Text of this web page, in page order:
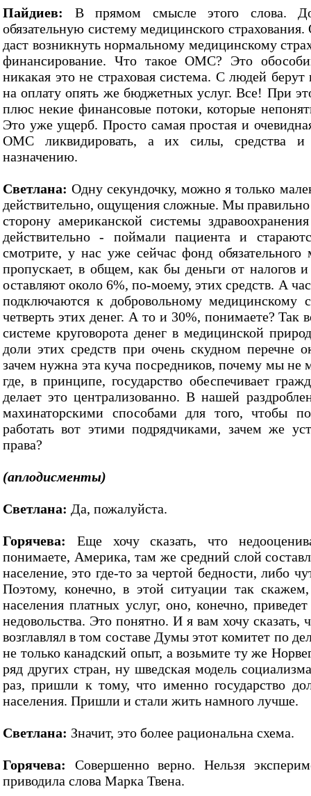
Пайдиев: В прямом смысле этого слова.
обязательную систему медицинского
даст возникнуть нормальному медицинскому
финансирование. Что такое ОМС? Это
никакая это не страховая система. С людей
на оплату опять же бюджетных услуг. Все! При
плюс некие финансовые потоки, которые
Это уже ущерб. Просто самая простая и
ОМС ликвидировать, а их силы, средства и
назначению.
Светлана: Одну секундочку, можно я только
действительно, ощущения сложные. Мы
сторону американской системы
действительно - поймали пациента и
смотрите, у нас уже сейчас фонд обязательного
пропускает, в общем, как бы деньги от налогов
оставляют около 6%, по-моему, этих средств. А
подключаются к добровольному медицинскому
четверть этих денег. А то и 30%, понимаете?
системе круговорота денег в медицинской
доли этих средств при очень скудном перечне
зачем нужна эта куча посредников, почему мы не
где, в принципе, государство обеспечивает
делает это централизованно. В нашей
махинаторскими способами для того, чтобы
работать вот этими подрядчиками, зачем же
права?
(аплодисменты)
Светлана: Да, пожалуйста.
Горячева: Еще хочу сказать, что
понимаете, Америка, там же средний слой
население, это где-то за чертой бедности, либо
Поэтому, конечно, в этой ситуации так
населения платных услуг, оно, конечно,
недовольства. Это понятно. И я вам хочу сказать,
возглавлял в том составе Думы этот комитет по
не только канадский опыт, а возьмите ту же
ряд других стран, ну шведская модель
раз, пришли к тому, что именно государство
населения. Пришли и стали жить намного лучше.
Светлана: Значит, это более рациональна схема.
Горячева: Совершенно верно. Нельзя
приводила слова Марка Твена.